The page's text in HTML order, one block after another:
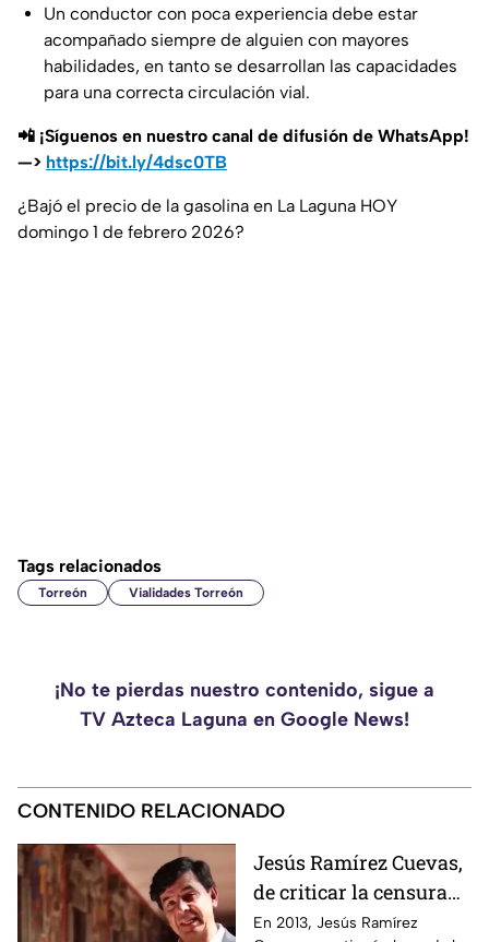
Un conductor con poca experiencia debe estar
acompañado siempre de alguien con mayores
habilidades, en tanto se desarrollan las capacidades
para una correcta circulación vial.
📲 ¡Síguenos en nuestro canal de difusión de WhatsApp!
—> https://bit.ly/4dsc0TB
¿Bajó el precio de la gasolina en La Laguna HOY
domingo 1 de febrero 2026?
Tags relacionados
Torreón Vialidades Torreón
¡No te pierdas nuestro contenido, sigue a
TV Azteca Laguna en Google News!
CONTENIDO RELACIONADO
Jesús Ramírez Cuevas,
de criticar la censura
por publicidad oficial a
En 2013, Jesús Ramírez